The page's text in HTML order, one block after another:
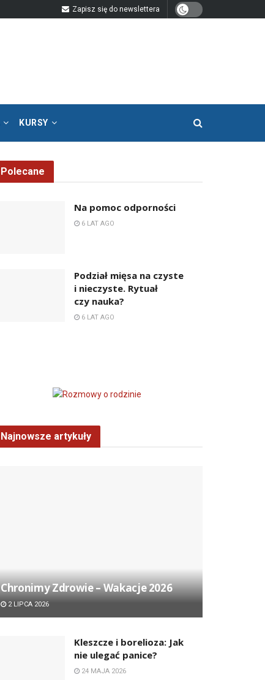
Zapisz się do newslettera
KURSY
Polecane
Na pomoc odporności
6 LAT AGO
Podział mięsa na czyste
i nieczyste. Rytuał
czy nauka?
6 LAT AGO
Najnowsze artykuły
Chronimy Zdrowie ­– Wakacje 2026
2 LIPCA 2026
Kleszcze i borelioza: Jak
nie ulegać panice?
24 MAJA 2026